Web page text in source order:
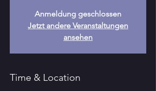
Anmeldung geschlossen
Jetzt andere Veranstaltungen
ansehen
Time & Location